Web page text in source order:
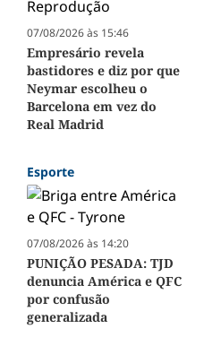
07/08/2026 às 15:46
Empresário revela
bastidores e diz por que
Neymar escolheu o
Barcelona em vez do
Real Madrid
Esporte
07/08/2026 às 14:20
PUNIÇÃO PESADA: TJD
denuncia América e QFC
por confusão
generalizada